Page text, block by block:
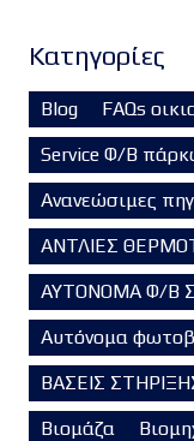
Kατηγορίες
Blog FAQs
Service Φ/Β
Ανανεώσιμες
ΑΝΤΛΙΕΣ
ΑΥΤΟΝΟΜΑ Φ/Β
Αυτόνομα
ΒΑΣΕΙΣ
Βιομάζα